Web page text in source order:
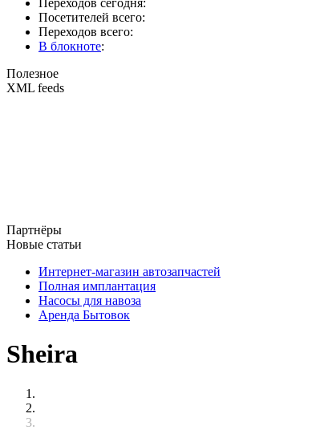
Переходов сегодня:
Посетителей всего:
Переходов всего:
В блокноте:
Полезное
XML feeds
Партнёры
Новые статьи
Интернет-магазин автозапчастей
Полная имплантация
Насосы для навоза
Аренда Бытовок
Sheira